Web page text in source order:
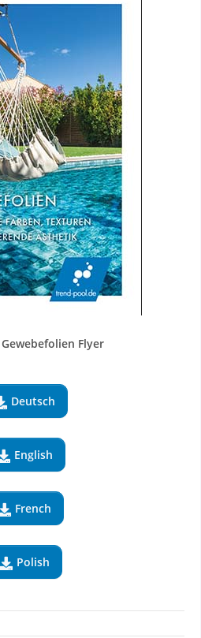
Flyer
Deutsch
English
French
 Polish